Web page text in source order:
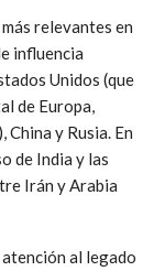
relevantes en
influencia
Unidos (que
de Europa,
y Rusia. En
de India y las
Irán y Arabia
al legado